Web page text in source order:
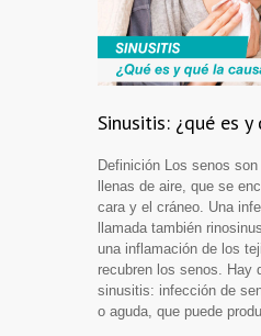
Sinusitis: ¿qué es y
Definición Los senos
llenas de aire, que se
cara y el cráneo. Una
llamada también
una inflamación de los
recubren los senos. Hay
sinusitis: infección de
o aguda, que puede